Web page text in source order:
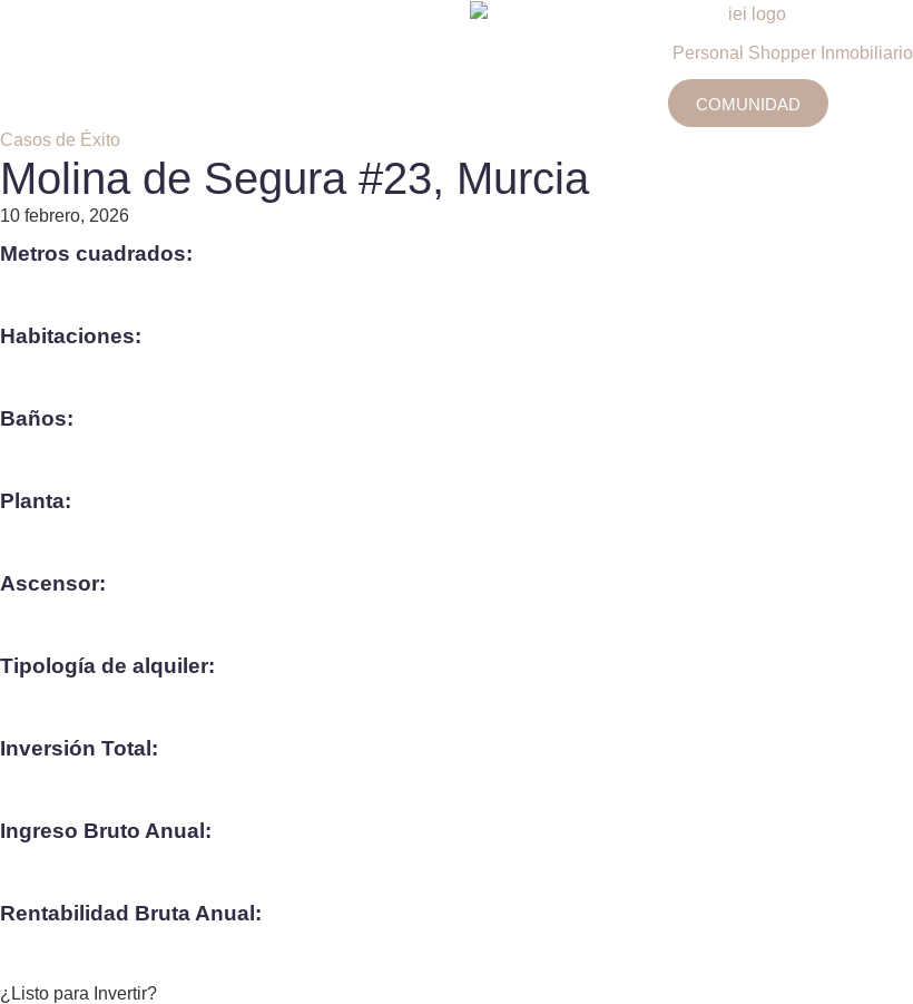
Personal Shopper Inmobiliario
COMUNIDAD
Casos de Éxito
Molina de Segura #23, Murcia
10 febrero, 2026
Metros cuadrados:
Habitaciones:
Baños:
Planta:
Ascensor:
Tipología de alquiler:
Inversión Total:
Ingreso Bruto Anual:
Rentabilidad Bruta Anual:
¿Listo para Invertir?